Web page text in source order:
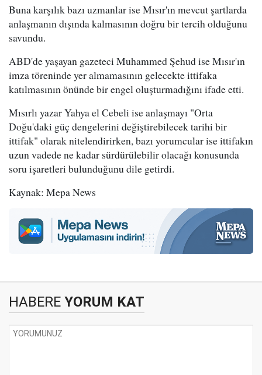
Buna karşılık bazı uzmanlar ise Mısır'ın mevcut şartlarda
anlaşmanın dışında kalmasının doğru bir tercih olduğunu
savundu.
ABD'de yaşayan gazeteci Muhammed Şehud ise Mısır'ın
imza töreninde yer almamasının gelecekte ittifaka
katılmasının önünde bir engel oluşturmadığını ifade etti.
Mısırlı yazar Yahya el Cebeli ise anlaşmayı "Orta
Doğu'daki güç dengelerini değiştirebilecek tarihi bir
ittifak" olarak nitelendirirken, bazı yorumcular ise ittifakın
uzun vadede ne kadar sürdürülebilir olacağı konusunda
soru işaretleri bulunduğunu dile getirdi.
Kaynak: Mepa News
HABERE YORUM KAT